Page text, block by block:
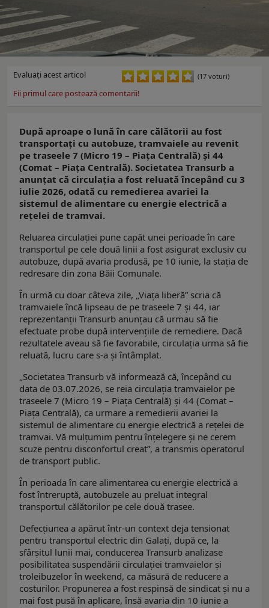
Evaluaţi acest articol (17 voturi)
Fii primul care postează comentarii!
După aproape o lună în care călătorii au fost
transportați cu autobuze, tramvaiele au revenit
pe traseele 7 (Micro 19 – Piața Centrală) și 44
(Comat – Piața Centrală). Societatea Transurb a
anunțat că circulația a fost reluată începând cu 3
iulie 2026, odată cu remedierea avariei la
sistemul de alimentare cu energie electrică a
rețelei de tramvai.
Reluarea circulației pune capăt unei perioade în care
transportul pe cele două linii a fost asigurat exclusiv cu
autobuze, după avaria produsă, pe 10 iunie, la stația de
redresare din zona Băii Comunale.
În urmă cu doar câteva zile, „Viața liberă” scria că
tramvaiele încă lipseau de pe traseele 7 și 44, iar
reprezentanții Transurb anunțau că urmau să fie
efectuate probe după intervențiile de remediere. Dacă
rezultatele aveau să fie favorabile, circulația urma să fie
reluată, lucru care s-a și întâmplat.
„Societatea Transurb vă informează că, începând cu
data de 03.07.2026, se reia circulația tramvaielor pe
traseele 7 (Micro 19 – Piața Centrală) și 44 (Comat –
Piața Centrală), ca urmare a remedierii avariei la
sistemul de alimentare cu energie electrică a rețelei de
tramvai. Vă mulțumim pentru înțelegere și ne cerem
scuze pentru disconfortul creat”, a transmis operatorul
de transport public.
În perioada în care alimentarea cu energie electrică a
fost întreruptă, autobuzele au preluat integral
transportul călătorilor pe cele două trasee.
Defecțiunea a apărut într-un context deja tensionat
pentru transportul electric din Galați, după ce, la
sfârșitul lunii mai, conducerea Transurb analizase
posibilitatea suspendării circulației tramvaielor și
troleibuzelor în weekend, ca măsură de reducere a
costurilor. Propunerea a fost respinsă de sindicat și nu a
mai fost pusă în aplicare, însă avaria din 10 iunie a